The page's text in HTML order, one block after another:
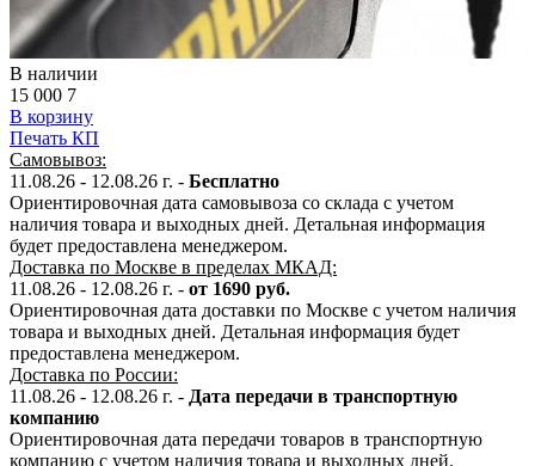
В наличии
15 000 7
В корзину
Печать КП
Самовывоз:
11.08.26 - 12.08.26 г. - Бесплатно
Ориентировочная дата самовывоза со склада с учетом
наличия товара и выходных дней. Детальная информация
будет предоставлена менеджером.
Доставка по Москве в пределах МКАД:
11.08.26 - 12.08.26 г. - от 1690 руб.
Ориентировочная дата доставки по Москве с учетом наличия
товара и выходных дней. Детальная информация будет
предоставлена менеджером.
Доставка по России:
11.08.26 - 12.08.26 г. - Дата передачи в транспортную
компанию
Ориентировочная дата передачи товаров в транспортную
компанию с учетом наличия товара и выходных дней.